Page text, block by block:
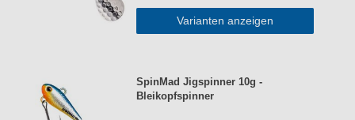
Varianten anzeigen
SpinMad Jigspinner 10g -
Bleikopfspinner